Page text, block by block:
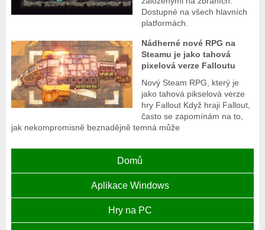
Dostupné na všech hlavních
platformách.
Nádherné nové RPG na
Steamu je jako tahová
pixelová verze Falloutu
Nový Steam RPG, který je
jako tahová pikselová verze
hry Fallout Když hraji Fallout,
často se zapomínám na to,
jak nekompromisně beznadějně temná může
Domů
Aplikace Windows
Hry na PC